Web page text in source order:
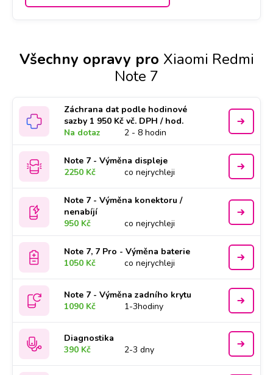
Všechny opravy pro Xiaomi Redmi
Note 7
Záchrana dat podle hodinové
sazby 1 950 Kč vč. DPH / hod.
Na dotaz
2 - 8 hodin
Note 7 - Výměna displeje
2250 Kč
co nejrychleji
Note 7 - Výměna konektoru /
nenabíjí
950 Kč
co nejrychleji
Note 7, 7 Pro - Výměna baterie
1050 Kč
co nejrychleji
Note 7 - Výměna zadního krytu
1090 Kč
1-3hodiny
Diagnostika
390 Kč
2-3 dny